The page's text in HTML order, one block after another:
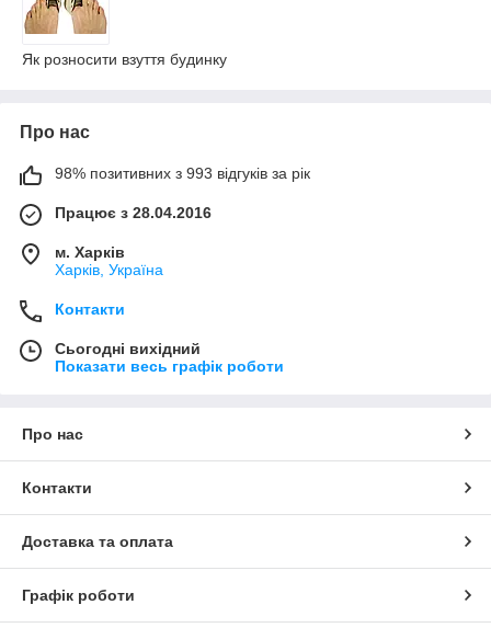
Як розносити взуття будинку
Про нас
98% позитивних з 993 відгуків за рік
Працює з 28.04.2016
м. Харків
Харків, Україна
Контакти
Сьогодні вихідний
Показати весь графік роботи
Про нас
Контакти
Доставка та оплата
Графік роботи